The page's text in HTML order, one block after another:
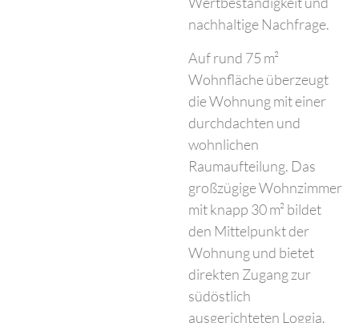
nachhaltige Nachfrage.
Auf rund 75 m²
Wohnfläche überzeugt
die Wohnung mit einer
durchdachten und
wohnlichen
Raumaufteilung. Das
großzügige Wohnzimmer
mit knapp 30 m² bildet
den Mittelpunkt der
Wohnung und bietet
direkten Zugang zur
südöstlich
ausgerichteten Loggia.